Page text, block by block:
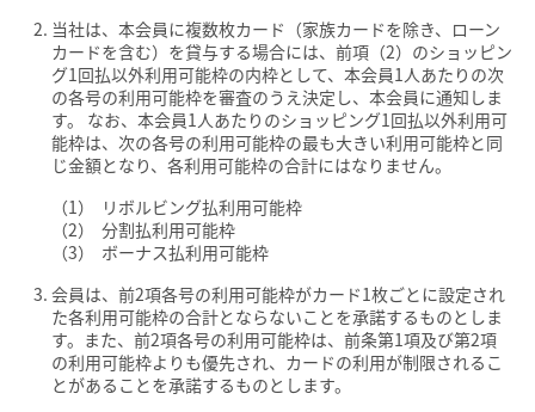
当社は、本会員に複数枚カード（家族カードを除き、ローン
カードを含む）を貸与する場合には、前項（2）のショッピン
グ1回払以外利用可能枠の内枠として、本会員1人あたりの次
の各号の利用可能枠を審査のうえ決定し、本会員に通知しま
す。 なお、本会員1人あたりのショッピング1回払以外利用可
能枠は、次の各号の利用可能枠の最も大きい利用可能枠と同
じ金額となり、各利用可能枠の合計にはなりません。
リボルビング払利用可能枠
分割払利用可能枠
ボーナス払利用可能枠
会員は、前2項各号の利用可能枠がカード1枚ごとに設定され
た各利用可能枠の合計とならないことを承諾するものとしま
す。また、前2項各号の利用可能枠は、前条第1項及び第2項
の利用可能枠よりも優先され、カードの利用が制限されるこ
とがあることを承諾するものとします。